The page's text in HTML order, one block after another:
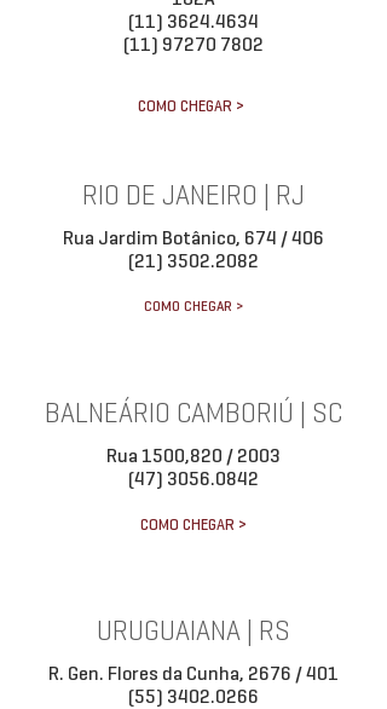
(11) 3624.4634
(11) 97270 7802
COMO CHEGAR >
RIO DE JANEIRO | RJ
Rua Jardim Botânico, 674 / 406
(21) 3502.2082
COMO CHEGAR >
BALNEÁRIO CAMBORIÚ | SC
Rua 1500,820 / 2003
(47) 3056.0842
COMO CHEGAR >
URUGUAIANA | RS
R. Gen. Flores da Cunha, 2676 / 401
(55) 3402.0266